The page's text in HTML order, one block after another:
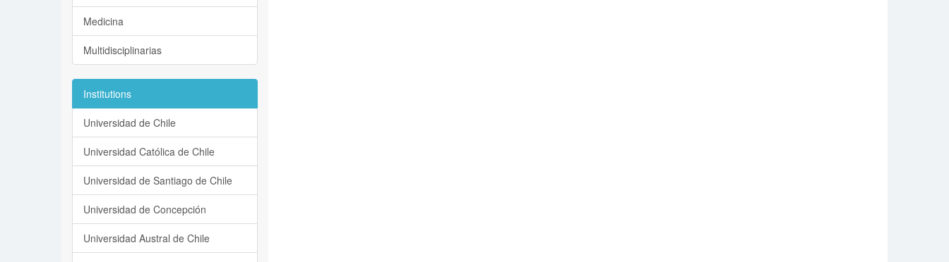
Medicina
Multidisciplinarias
Institutions
Universidad de Chile
Universidad Católica de Chile
Universidad de Santiago de Chile
Universidad de Concepción
Universidad Austral de Chile